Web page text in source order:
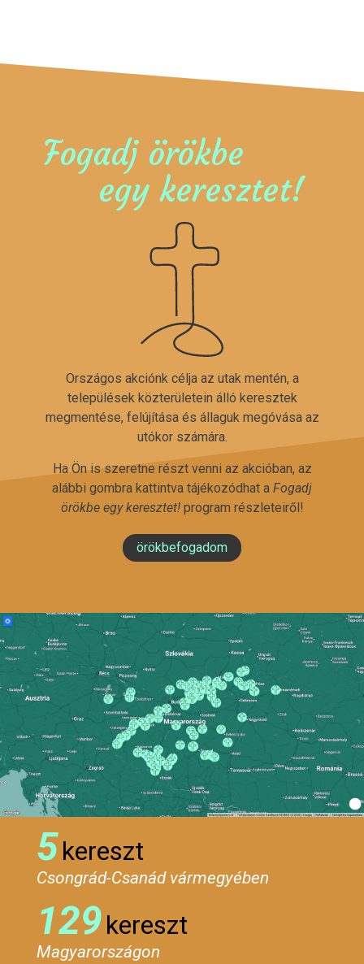
Fogadj örökbe
egy keresztet!
Országos akciónk célja az utak mentén, a
települések közterületein álló keresztek
megmentése, felújítása és állaguk megóvása az
utókor számára.
Ha Ön is szeretne részt venni az akcióban, az
alábbi gombra kattintva tájékozódhat a Fogadj
örökbe egy keresztet!program részleteiről!
örökbefogadom
5kereszt
Csongrád-Csanád vármegyében
129kereszt
Magyarországon